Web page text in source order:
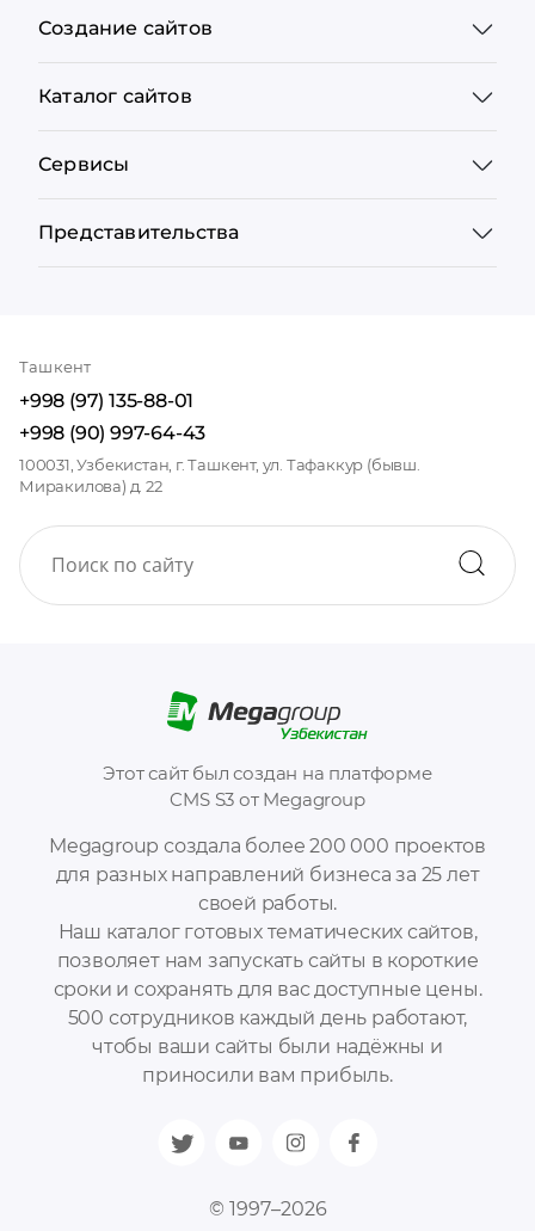
Megagroup создала более 200 000 проектов
для разных направлений бизнеса за 25 лет
своей работы.
Наш каталог готовых тематических сайтов,
позволяет нам запускать сайты в короткие
сроки и сохранять для вас доступные цены.
500 сотрудников каждый день работают,
чтобы ваши сайты были надёжны и
приносили вам прибыль.
© 1997–2026
Этот сайт был создан на платформе
CMS S3 от Megagroup
Создание сайтов
Каталог сайтов
Сервисы
Представительства
Ташкент
+998 (97) 135-88-01
+998 (90) 997-64-43
100031, Узбекистан, г. Ташкент, ул. Тафаккур (бывш.
Миракилова) д. 22